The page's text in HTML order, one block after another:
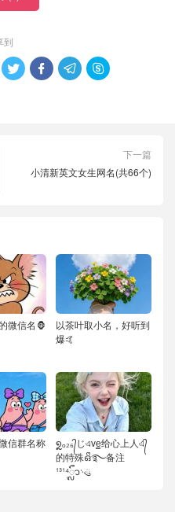
到
   
下一篇
小清新英文女生网名(共66个)
微信名🦍
以茶叶取小名，好听到
爆🤙
信群名称
໑ຼₒ₂₆᭄じএve͇给心上人এ᭄
的特殊ഒᩚ࿐备注
¹³¹⁴ᬽ࿙ུ